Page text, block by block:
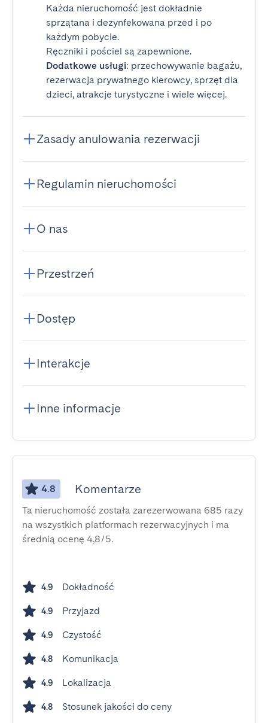
Każda nieruchomość jest dokładnie
sprzątana i dezynfekowana przed i po
każdym pobycie.
Ręczniki i pościel są zapewnione.
Dodatkowe usługi: przechowywanie bagażu,
rezerwacja prywatnego kierowcy, sprzęt dla
dzieci, atrakcje turystyczne i wiele więcej.
Zasady anulowania rezerwacji
Regulamin nieruchomości
O nas
Przestrzeń
Dostęp
Interakcje
Inne informacje
4.8 Komentarze
Ta nieruchomość została zarezerwowana 685 razy
na wszystkich platformach rezerwacyjnych i ma
średnią ocenę 4,8/5.
4.9 Dokładność
4.9 Przyjazd
4.9 Czystość
4.8 Komunikacja
4.9 Lokalizacja
4.8 Stosunek jakości do ceny